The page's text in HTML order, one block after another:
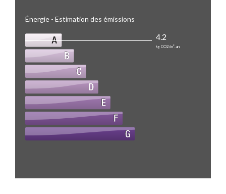
Énergie - Estimation des émissions
4.2
kg CO2/m².an